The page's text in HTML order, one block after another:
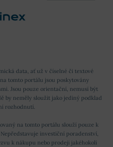
data, ať už v číselné či textové
tomto portálu jsou poskytovány
Jsou pouze orientační, nemusí být
by neměly sloužit jako jediný podklad
rozhodnutí.
na tomto portálu slouží pouze k
investiční poradenství,
k nákupu nebo prodeji jakéhokoli